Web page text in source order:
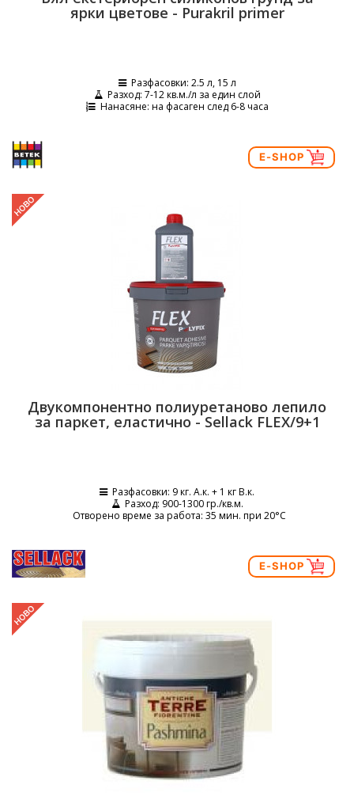
ярки цветове - Purakril primer
Разфасовки: 2.5 л, 15 л
Разход: 7-12 кв.м./л за един слой
Нанасяне: на фасаген след 6-8 часа
E-SHOP
Двукомпонентно полиуретаново лепило
за паркет, еластично - Sellack FLEX/9+1
Разфасовки: 9 кг. A.к. + 1 кг B.к.
Разход: 900-1300 гр./кв.м.
Отворено време за работа: 35 мин. при 20°C
E-SHOP